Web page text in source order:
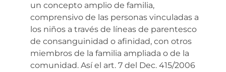
un concepto amplio de familia,
comprensivo de las personas vinculadas a
los niños a través de líneas de parentesco
de consanguinidad o afinidad, con otros
miembros de la familia ampliada o de la
comunidad. Así el art. 7 del Dec. 415/2006